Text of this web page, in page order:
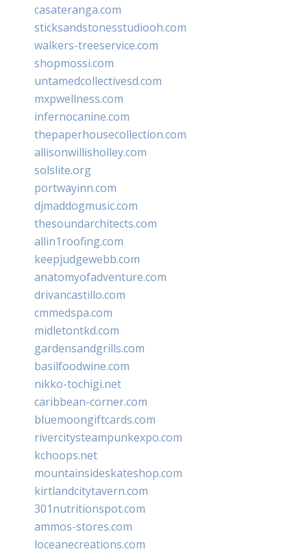
casateranga.com
sticksandstonesstudiooh.com
walkers-treeservice.com
shopmossi.com
untamedcollectivesd.com
mxpwellness.com
infernocanine.com
thepaperhousecollection.com
allisonwillisholley.com
solslite.org
portwayinn.com
djmaddogmusic.com
thesoundarchitects.com
allin1roofing.com
keepjudgewebb.com
anatomyofadventure.com
drivancastillo.com
cmmedspa.com
midletontkd.com
gardensandgrills.com
basilfoodwine.com
nikko-tochigi.net
caribbean-corner.com
bluemoongiftcards.com
rivercitysteampunkexpo.com
kchoops.net
mountainsideskateshop.com
kirtlandcitytavern.com
301nutritionspot.com
ammos-stores.com
loceanecreations.com